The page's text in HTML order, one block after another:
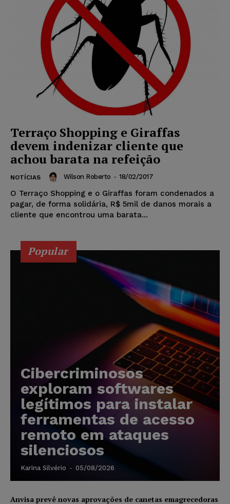
Terraço Shopping e Giraffas
devem indenizar cliente que
achou barata na refeição
NOTÍCIAS Wilson Roberto - 18/02/2017
O Terraço Shopping e o Giraffas foram condenados a
pagar, de forma solidária, R$ 5mil de danos morais a
cliente que encontrou uma barata...
Popular
Cibercriminosos
exploram softwares
legítimos para instalar
ferramentas de acesso
remoto em ataques
silenciosos
Karina Silvério - 05/08/2026
Anvisa prevê novas aprovações de canetas emagrecedoras